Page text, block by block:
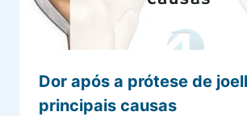
Dor após a prótese de
principais causas